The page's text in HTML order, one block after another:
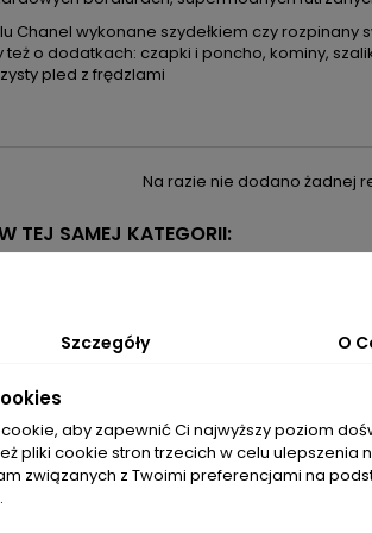
Chanel wykonane szydełkiem czy
o dodatkach: czapki i poncho, kominy,
pled z frędzlami
Na razie nie dodano żadnej
TEJ SAMEJ KATEGORII:
Szczegóły O
aby zapewnić Ci najwyższy poziom
pliki cookie stron trzecich w celu ulepszenia
związanych z Twoimi preferencjami na